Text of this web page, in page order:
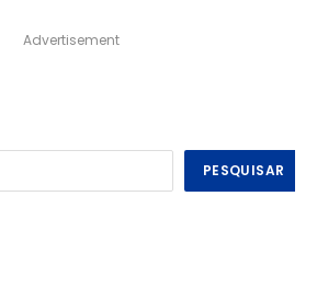
Advertisement
PESQUISAR